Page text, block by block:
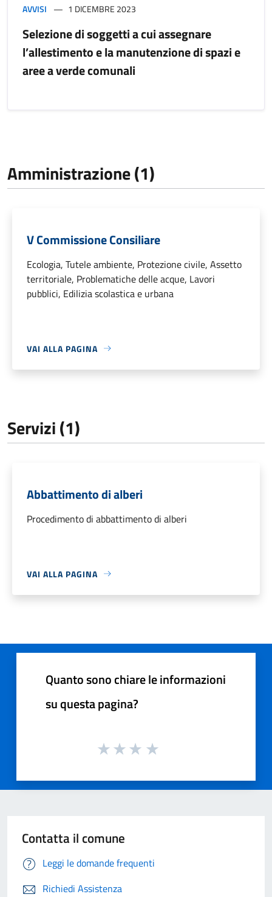
AVVISI 1 DICEMBRE 2023
Selezione di soggetti a cui assegnare
l’allestimento e la manutenzione di spazi e
aree a verde comunali
Amministrazione (1)
V Commissione Consiliare
Ecologia, Tutele ambiente, Protezione civile, Assetto
territoriale, Problematiche delle acque, Lavori
pubblici, Edilizia scolastica e urbana
VAI ALLA PAGINA
Servizi (1)
Abbattimento di alberi
Procedimento di abbattimento di alberi
VAI ALLA PAGINA
Quanto sono chiare le informazioni
su questa pagina?
Contatta il comune
Leggi le domande frequenti
Richiedi Assistenza